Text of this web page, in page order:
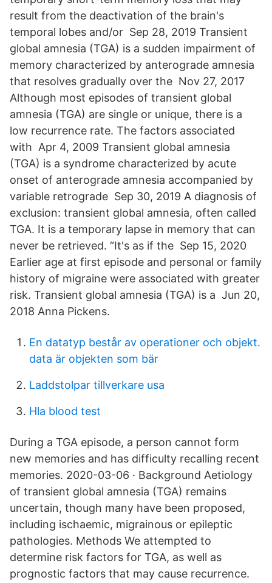
result from the deactivation of the brain's
temporal lobes and/or Sep 28, 2019 Transient
global amnesia (TGA) is a sudden impairment of
memory characterized by anterograde amnesia
that resolves gradually over the Nov 27, 2017
Although most episodes of transient global
amnesia (TGA) are single or unique, there is a
low recurrence rate. The factors associated
with Apr 4, 2009 Transient global amnesia
(TGA) is a syndrome characterized by acute
onset of anterograde amnesia accompanied by
variable retrograde Sep 30, 2019 A diagnosis of
exclusion: transient global amnesia, often called
TGA. It is a temporary lapse in memory that can
never be retrieved. “It's as if the Sep 15, 2020
Earlier age at first episode and personal or family
history of migraine were associated with greater
risk. Transient global amnesia (TGA) is a Jun 20,
2018 Anna Pickens.
En datatyp består av operationer och objekt.
data är objekten som bär
Laddstolpar tillverkare usa
Hla blood test
During a TGA episode, a person cannot form
new memories and has difficulty recalling recent
memories. 2020-03-06 · Background Aetiology
of transient global amnesia (TGA) remains
uncertain, though many have been proposed,
including ischaemic, migrainous or epileptic
pathologies. Methods We attempted to
determine risk factors for TGA, as well as
prognostic factors that may cause recurrence.